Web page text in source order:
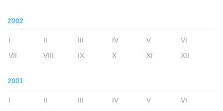
2002
I II III IV V
VI
VII
VIII IX X XI XII
2001
I II III IV V
VI